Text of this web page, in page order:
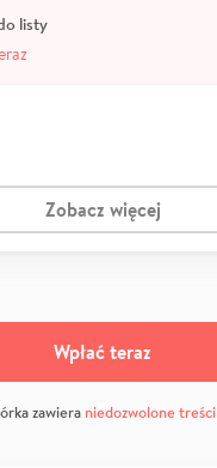
listy
Zobacz więcej
Wpłać teraz
zawiera niedozwolone treści